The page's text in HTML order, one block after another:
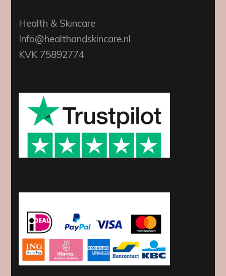
Health & Skincare
Info@healthandskincare.nl
KVK 75892774